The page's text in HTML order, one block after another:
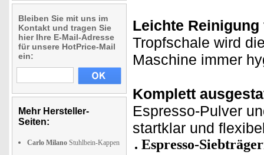
Bleiben Sie mit uns im
Kontakt und tragen Sie
hier Ihre E-Mail-Adresse
für unsere HotPrice-Mail
ein:
Mehr Hersteller-
Seiten:
Carlo Milano Stuhlbein-Kappen
Leichte
Tropfschale wird
Maschine immer
Komplett
Espresso-Pulver
startklar und
Espresso-